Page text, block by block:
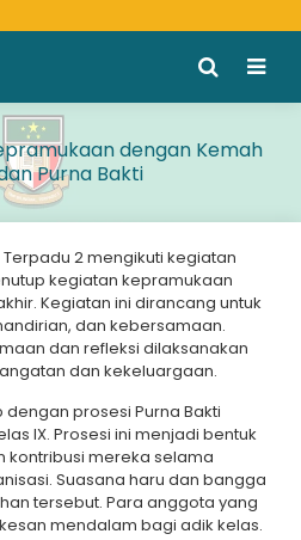
dengan Kemah
Purna Bakti
Terpadu 2 mengikuti kegiatan
kegiatan kepramukaan
Kegiatan ini dirancang untuk
dan kebersamaan.
dan refleksi dilaksanakan
dan kekeluargaan.
prosesi Purna Bakti
IX. Prosesi ini menjadi bentuk
kontribusi mereka selama
Suasana haru dan bangga
tersebut. Para anggota yang
mendalam bagi adik kelas.